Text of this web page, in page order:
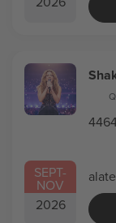
SEPT-
NOV
2026